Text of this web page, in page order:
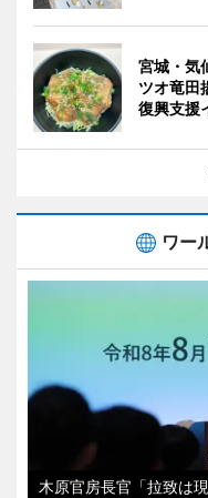
宮城・気
ツオ竜田
復興支援
ワー
木原官房長官「拉致は現